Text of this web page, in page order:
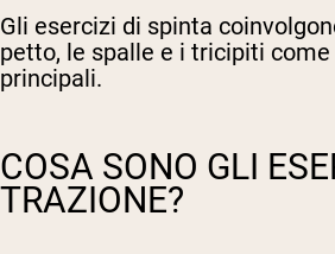
Gli esercizi di spinta
petto, le spalle e i tricipiti
principali.
COSA SONO GLI
TRAZIONE?